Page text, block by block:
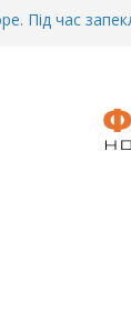
Під час
всім
волосся
щодо